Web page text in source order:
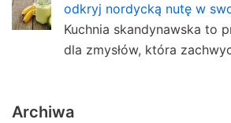
odkryj nordycką nutę w
Kuchnia skandynawska to
dla zmysłów, która
Archiwa